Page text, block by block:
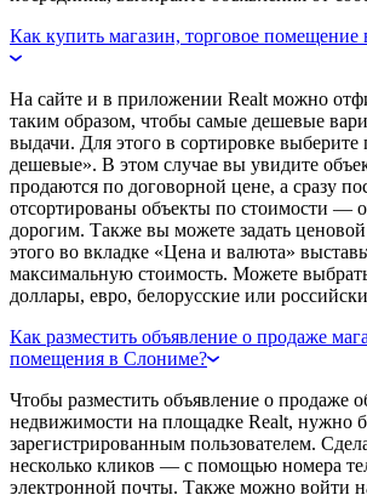
Как купить магазин, торговое
На сайте и в приложении Realt можно
таким образом, чтобы самые дешевые
выдачи. Для этого в сортировке выберите
дешевые». В этом случае вы увидите
продаются по договорной цене, а сразу
отсортированы объекты по стоимости —
дорогим. Также вы можете задать
этого во вкладке «Цена и валюта»
максимальную стоимость. Можете
доллары, евро, белорусские или
Как разместить объявление о продаже
помещения в Слониме?
Чтобы разместить объявление о продаже
недвижимости на площадке Realt, нужно
зарегистрированным пользователем.
несколько кликов — с помощью номера
электронной почты. Также можно войти